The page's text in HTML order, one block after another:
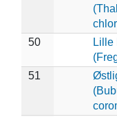
50
Lille
51